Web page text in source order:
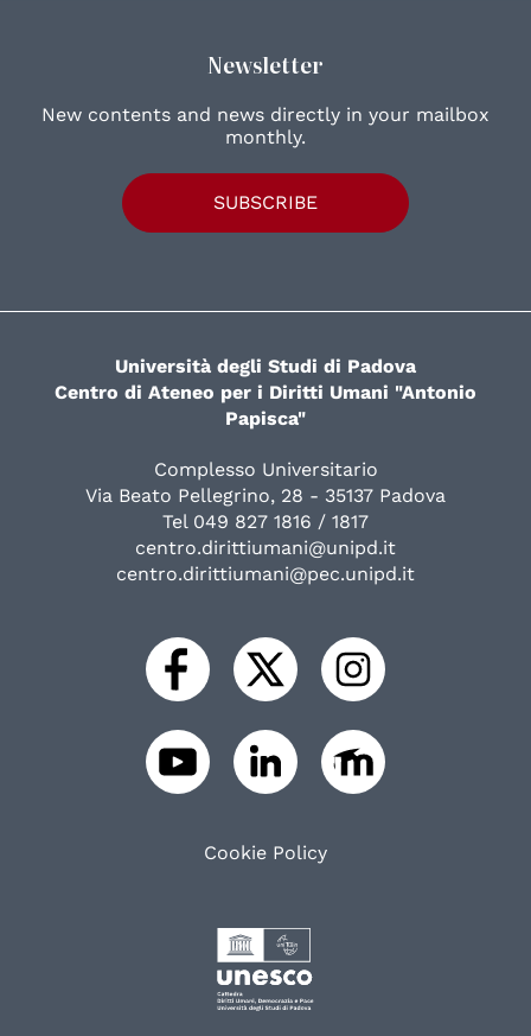
Newsletter
New contents and news directly in your mailbox
monthly.
SUBSCRIBE
Università degli Studi di Padova
Centro di Ateneo per i Diritti Umani "Antonio
Papisca"
Complesso Universitario
Via Beato Pellegrino, 28 - 35137 Padova
Tel 049 827 1816 / 1817
centro.dirittiumani@unipd.it
centro.dirittiumani@pec.unipd.it
Cookie Policy